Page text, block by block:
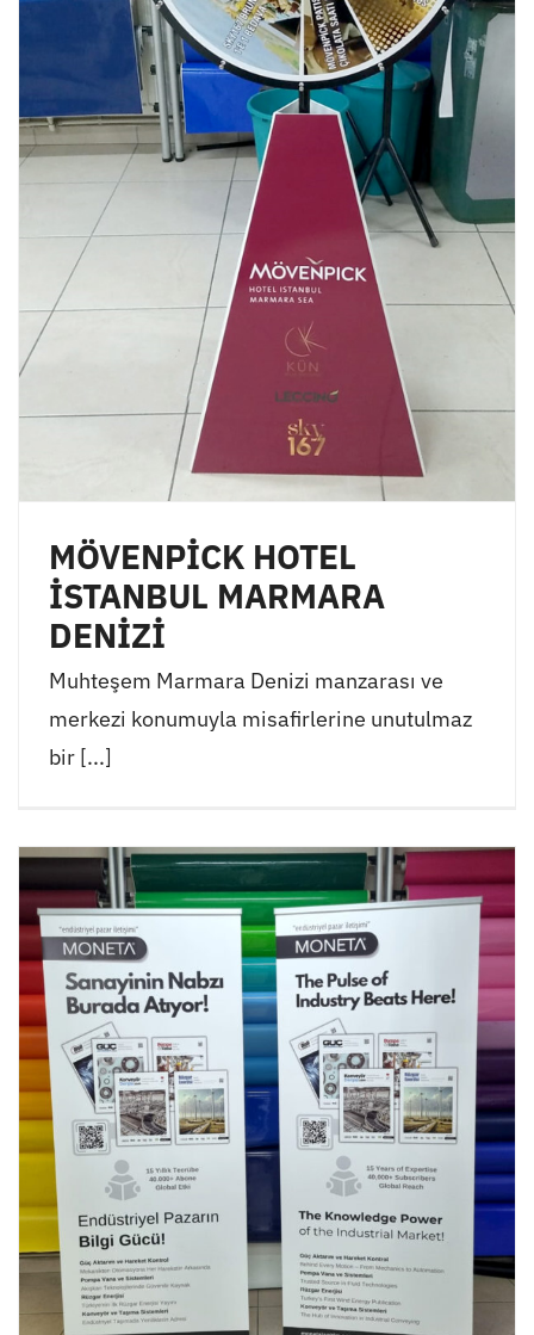
MÖVENPİCK HOTEL
İSTANBUL MARMARA
DENİZİ
Muhteşem Marmara Denizi manzarası ve
merkezi konumuyla misafirlerine unutulmaz
bir [...]